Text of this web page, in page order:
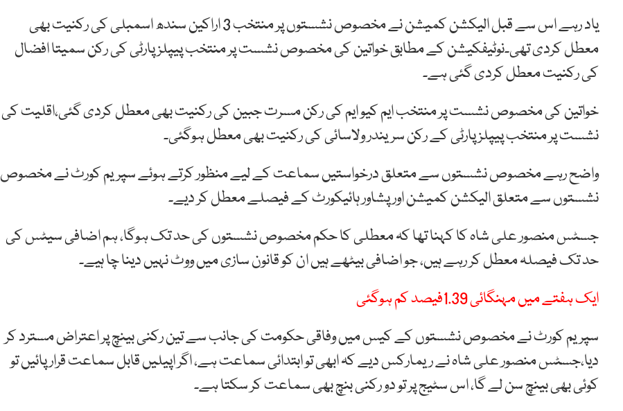
یاد رہے اس سے قبل الیکشن کمیشن نے مخصوص نشستوں پر منتخب 3 اراکین سندھ اسمبلی کی رکنیت بھی
معطل کردی تھی۔نوٹیفکیشن کے مطابق خواتین کی مخصوص نشست پر منتخب پیپلز پارٹی کی رکن سمیتا افضال
کی رکنیت معطل کردی گئی ہے۔
خواتین کی مخصوص نشست پر منتخب ایم کیو ایم کی رکن مسرت جبین کی رکنیت بھی معطل کردی گئی،اقلیت کی
نشست پر منتخب پیپلز پارٹی کے رکن سریندر ولاسائی کی رکنیت بھی معطل ہوگئی۔
واضح رہے مخصوص نشستوں سے متعلق درخواستیں سماعت کے لیے منظور کرتے ہوئے سپریم کورٹ نے مخصوص
نشستوں سے متعلق الیکشن کمیشن اورپشاور ہائیکورٹ کے فیصلے معطل کر دیے۔
جسٹس منصور علی شاہ کا کہنا تھا کہ معطلی کا حکم مخصوص نشستوں کی حد تک ہوگا، ہم اضافی سیٹس کی
حد تک فیصلہ معطل کر رہے ہیں، جو اضافی بیٹھے ہیں ان کو قانون سازی میں ووٹ نہیں دینا چا ہیے۔
ایک ہفتے میں مہنگائی 1.39فیصد کم ہوگئی
سپریم کورٹ نے مخصوص نشستوں کے کیس میں وفاقی حکومت کی جانب سے تین رکنی بینچ پر اعتراض مسترد کر
دیا،جسٹس منصور علی شاہ نے ریمارکس دیے کہ ابھی تو ابتدائی سماعت ہے، اگر اپیلیں قابل سماعت قرار پائیں تو
کوئی بھی بینچ سن لے گا، اس سٹیج پر تو دو رکنی بنچ بھی سماعت کر سکتا ہے۔